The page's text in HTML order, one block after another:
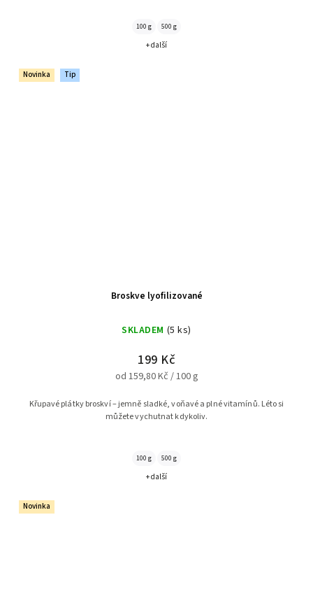
100 g 500 g
+ další
Novinka Tip
Broskve lyofilizované
SKLADEM (5 ks)
199 Kč
od 159,80 Kč / 100 g
Křupavé plátky broskví – jemně sladké, voňavé a plné vitamínů. Léto si
můžete vychutnat kdykoliv.
100 g 500 g
+ další
Novinka